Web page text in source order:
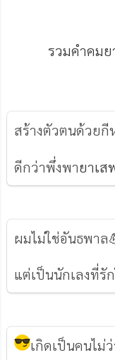
รวมคำคม
สร้างตัวตนด้วย
ดีกว่าพึ่งพายาเส
ผมไม่ใช่อันธพา
แต่เป็นนักเลงที่รั
เกิดเป็นคนไม่